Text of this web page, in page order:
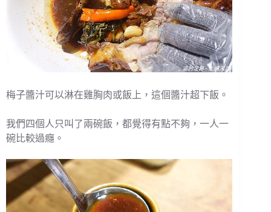
梅子醬汁可以淋在雞胸肉或飯上，這個醬汁超下飯。
我們四個人只叫了兩碗飯，都覺得有點不夠，一人一
碗比較過癮。